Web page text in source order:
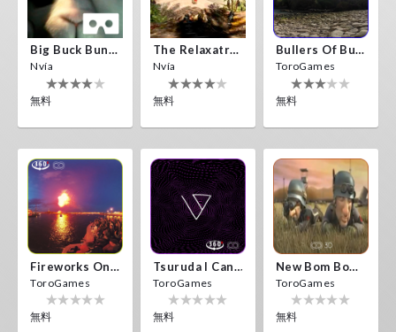
Big Buck Bunny
Nvía
無料
The Relaxatron
Nvía
無料
Bullers Of Buchan Aberdeen
ToroGames
無料
Fireworks On Victory Day
ToroGames
無料
Tsuruda I Can Get Really Crazy
ToroGames
無料
New Bom Bom Vr SBS 2020
ToroGames
無料